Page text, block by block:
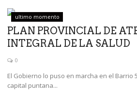
ultimo momento
PLAN PROVINCIAL DE
INTEGRAL DE LA SALUD
0
El Gobierno lo puso en marcha en el Barrio
capital puntana...